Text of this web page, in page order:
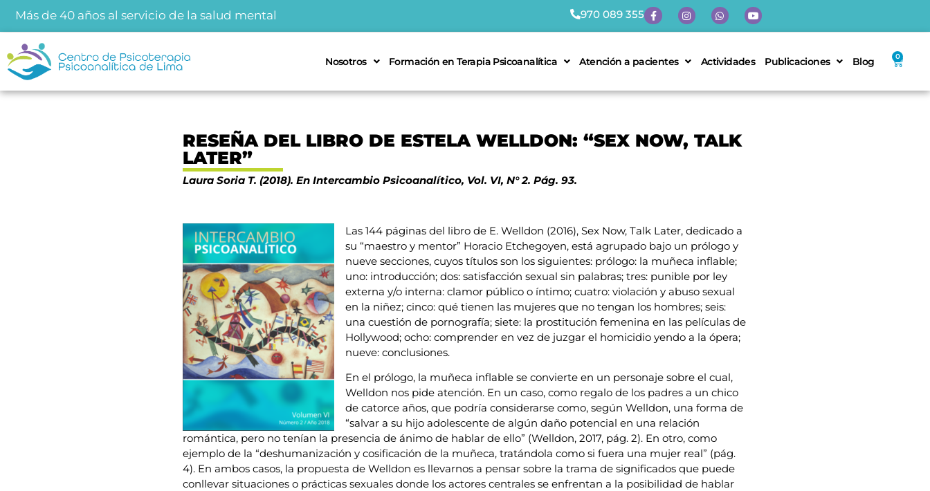
Más de 40 años al servicio de la salud mental 970 089 355
Nosotros Formación en Terapia Psicoanalítica Atención a pacientes Actividades Publicaciones Blog 0
RESEÑA DEL LIBRO DE ESTELA WELLDON: “SEX NOW, TALK
LATER”
Laura Soria T. (2018). En Intercambio Psicoanalítico, Vol. VI, N° 2. Pág. 93.
Las 144 páginas del libro de E. Welldon (2016), Sex Now, Talk Later, dedicado a
su “maestro y mentor” Horacio Etchegoyen, está agrupado bajo un prólogo y
nueve secciones, cuyos títulos son los siguientes: prólogo: la muñeca inflable;
uno: introducción; dos: satisfacción sexual sin palabras; tres: punible por ley
externa y/o interna: clamor público o íntimo; cuatro: violación y abuso sexual
en la niñez; cinco: qué tienen las mujeres que no tengan los hombres; seis:
una cuestión de pornografía; siete: la prostitución femenina en las películas de
Hollywood; ocho: comprender en vez de juzgar el homicidio yendo a la ópera;
nueve: conclusiones.
En el prólogo, la muñeca inflable se convierte en un personaje sobre el cual,
Welldon nos pide atención. En un caso, como regalo de los padres a un chico
de catorce años, que podría considerarse como, según Welldon, una forma de
“salvar a su hijo adolescente de algún daño potencial en una relación
romántica, pero no tenían la presencia de ánimo de hablar de ello” (Welldon, 2017, pág. 2). En otro, como
ejemplo de la “deshumanización y cosificación de la muñeca, tratándola como si fuera una mujer real” (pág.
4). En ambos casos, la propuesta de Welldon es llevarnos a pensar sobre la trama de significados que puede
conllevar situaciones o prácticas sexuales donde los actores centrales se enfrentan a la posibilidad de hablar